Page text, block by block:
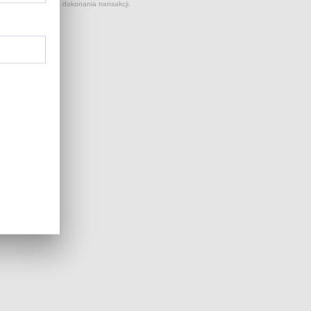
NBP z dnia dokonania transakcji.